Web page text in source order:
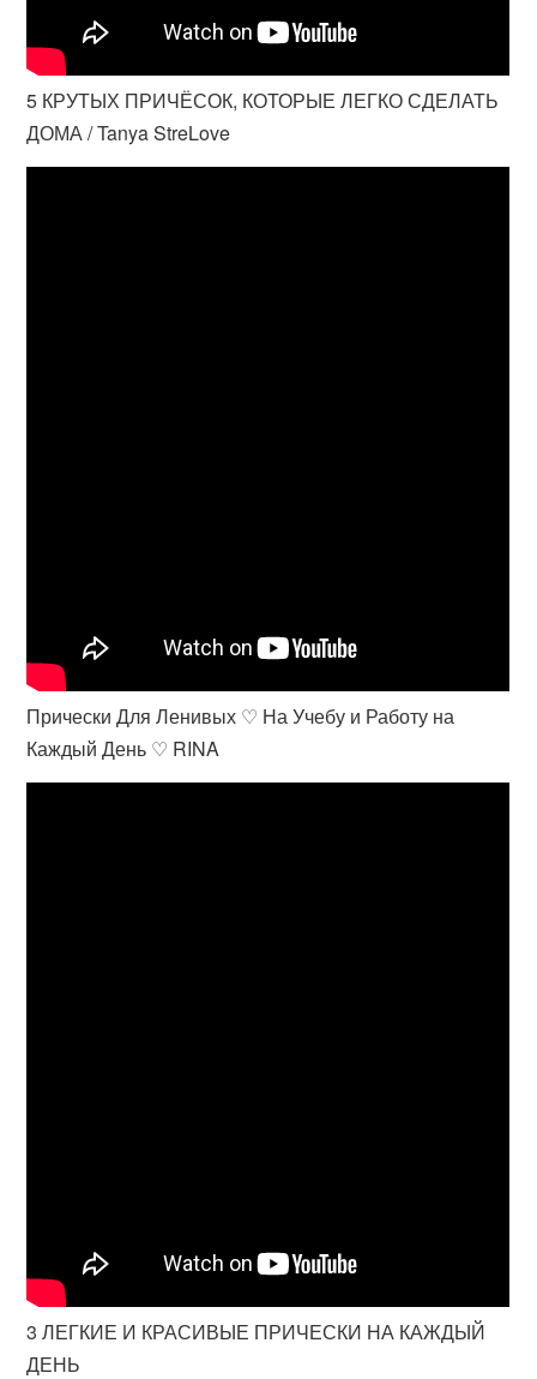
5 КРУТЫХ ПРИЧЁСОК, КОТОРЫЕ ЛЕГКО СДЕЛАТЬ
ДОМА / Tanya StreLove
Прически Для Ленивых ♡ На Учебу и Работу на
Каждый День ♡ RINA
3 ЛЕГКИЕ И КРАСИВЫЕ ПРИЧЕСКИ НА КАЖДЫЙ
ДЕНЬ